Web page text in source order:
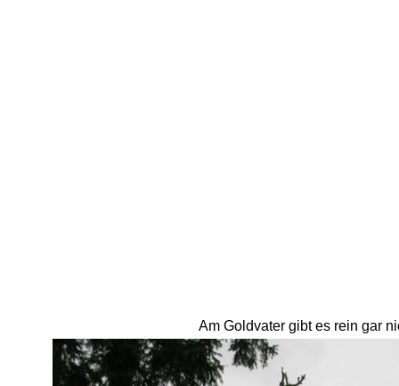
Am Goldvater gibt es rein gar